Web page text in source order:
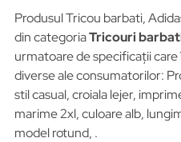
Produsul Tricou barbati,
din categoriaTricouri
urmatoare de specificații
diverse ale consumatorilor:
stil casual, croiala lejer,
marime 2xl, culoare alb,
model rotund, .